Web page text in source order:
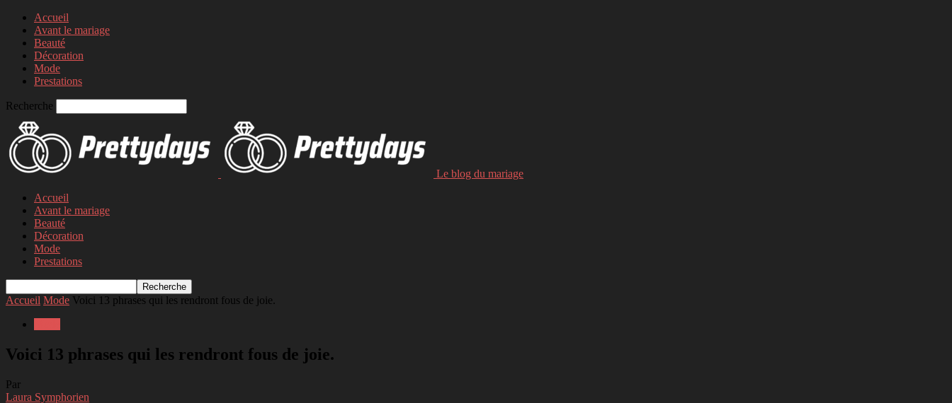
Accueil
Avant le mariage
Beauté
Décoration
Mode
Prestations
Recherche
Le blog du mariage
Accueil
Avant le mariage
Beauté
Décoration
Mode
Prestations
Accueil Mode Voici 13 phrases qui les rendront fous de joie.
Voici 13 phrases qui les rendront fous de joie.
Par
Laura Symphorien